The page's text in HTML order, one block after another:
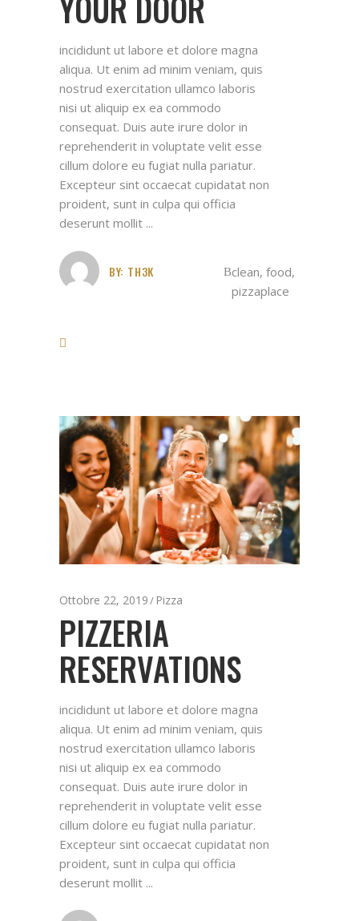
incididunt ut labore et dolore magna
aliqua. Ut enim ad minim veniam, quis
nostrud exercitation ullamco laboris
nisi ut aliquip ex ea commodo
consequat. Duis aute irure dolor in
reprehenderit in voluptate velit esse
cillum dolore eu fugiat nulla pariatur.
Excepteur sint occaecat cupidatat non
proident, sunt in culpa qui officia
deserunt mollit
BY: TH3K clean, food,
pizzaplace
Ottobre 22, 2019 Pizza
PIZZERIA
RESERVATIONS
incididunt ut labore et dolore magna
aliqua. Ut enim ad minim veniam, quis
nostrud exercitation ullamco laboris
nisi ut aliquip ex ea commodo
consequat. Duis aute irure dolor in
reprehenderit in voluptate velit esse
cillum dolore eu fugiat nulla pariatur.
Excepteur sint occaecat cupidatat non
proident, sunt in culpa qui officia
deserunt mollit